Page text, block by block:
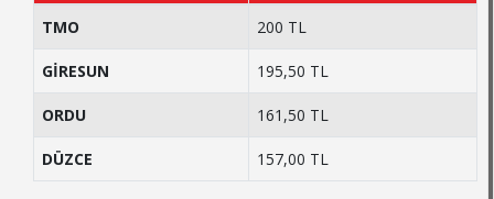
TMO 200 TL
GİRESUN 195,50 TL
ORDU 161,50 TL
DÜZCE 157,00 TL